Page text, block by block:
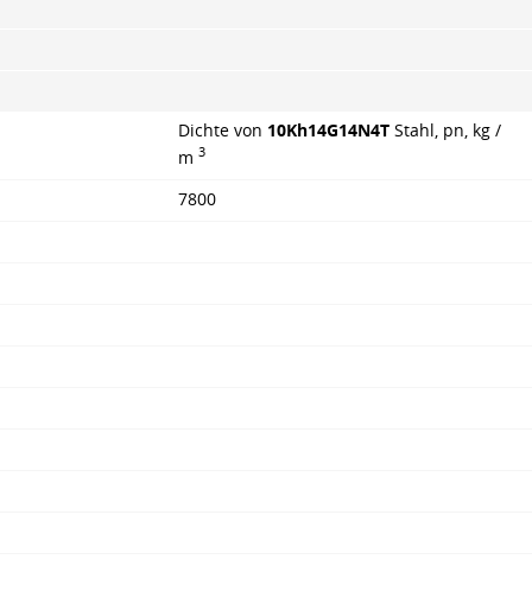
Dichte von 10Kh14G14N4T Stahl, pn, kg /
m 3
7800